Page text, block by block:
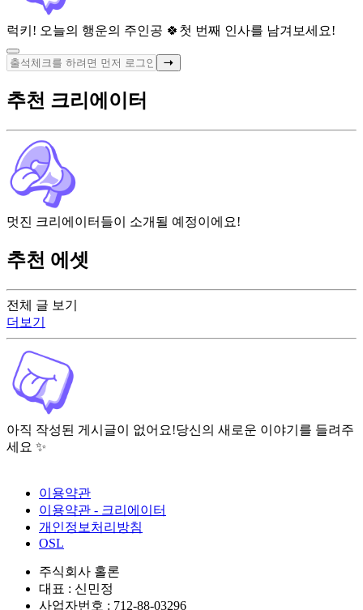
럭키! 오늘의 행운의 주인공 🍀 첫 번째 인사를 남겨보세요!
전체 글 보기
더보기
아직 작성된 게시글이 없어요!당신의 새로운 이야기를 들려주
세요 ✨
추천 크리에이터
멋진 크리에이터들이 소개될 예정이에요!
추천 에셋
이용약관
이용약관 - 크리에이터
개인정보처리방침
OSL
주식회사 홀론
대표 : 신민정
사업자번호 : 712-88-03296